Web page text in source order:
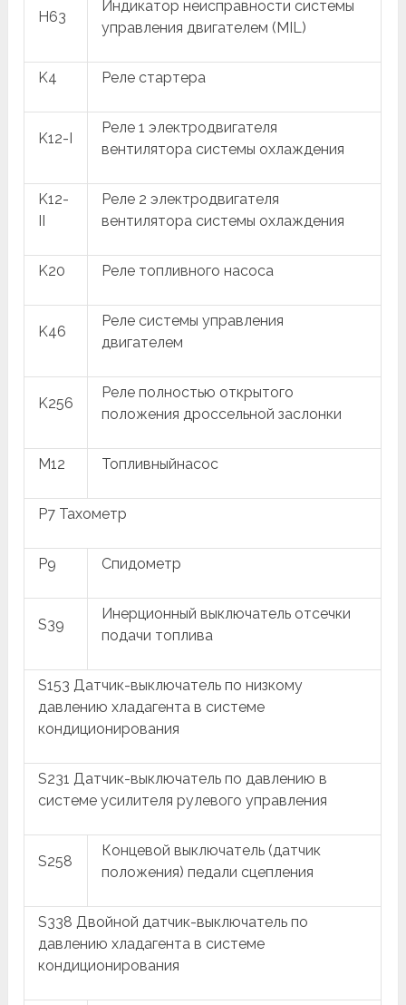
H63
Индикатор неисправности системы
управления двигателем (MIL)
K4 Реле стартера
K12-I
Реле 1 электродвигателя
вентилятора системы охлаждения
K12-
II
Реле 2 электродвигателя
вентилятора системы охлаждения
K20 Реле топливного насоса
K46
Реле системы управления
двигателем
K256
Реле полностью открытого
положения дроссельной заслонки
M12 Топливныйнасос
P7 Тахометр
P9 Спидометр
S39
Инерционный выключатель отсечки
подачи топлива
S153 Датчик-выключатель по низкому
давлению хладагента в системе
кондиционирования
S231 Датчик-выключатель по давлению в
системе усилителя рулевого управления
S258
Концевой выключатель (датчик
положения) педали сцепления
S338 Двойной датчик-выключатель по
давлению хладагента в системе
кондиционирования